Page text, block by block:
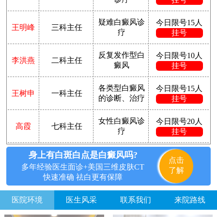
王明峰 三科主任
疑难白癜风诊
疗
今日限号15人
挂号
李洪燕 二科主任
反复发作型白
癜风
今日限号10人
挂号
王树申 一科主任
各类型白癜风
的诊断、治疗
今日限号15人
挂号
高霞 七科主任
女性白癜风诊
疗
今日限号20人
挂号
身上有白斑白点是白癜风吗?
多年经验医生面诊+美国三维皮肤CT
快速准确 祛白更有保障
点击
了解
医院环境 医生风采 联系我们 来院路线